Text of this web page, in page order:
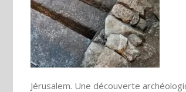
Jérusalem. Une découverte